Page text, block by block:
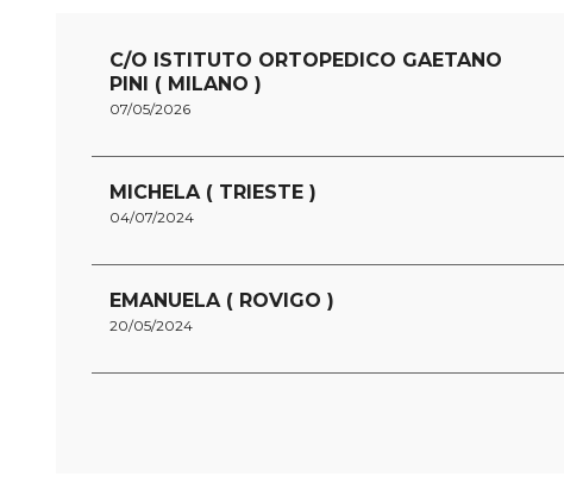
C/O ISTITUTO ORTOPEDICO GAETANO
PINI ( MILANO )
07/05/2026
MICHELA ( TRIESTE )
04/07/2024
EMANUELA ( ROVIGO )
20/05/2024